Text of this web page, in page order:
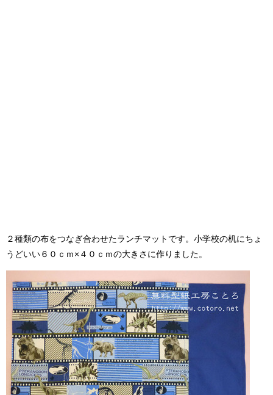
２種類の布をつなぎ合わせたランチマットです。小学校の机にちょ
うどいい６０ｃｍ×４０ｃｍの大きさに作りました。